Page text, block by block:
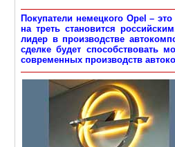
Покупатели немецкого Opel –
на треть становится
лидер в производстве
сделке будет способствовать
современных производств